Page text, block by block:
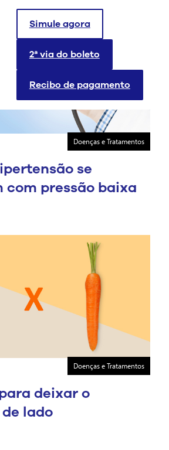
Simule agora
2ª via do boleto
Recibo de pagamento
Doenças e Tratamentos
se
com pressão baixa
Doenças e Tratamentos
deixar o
lado